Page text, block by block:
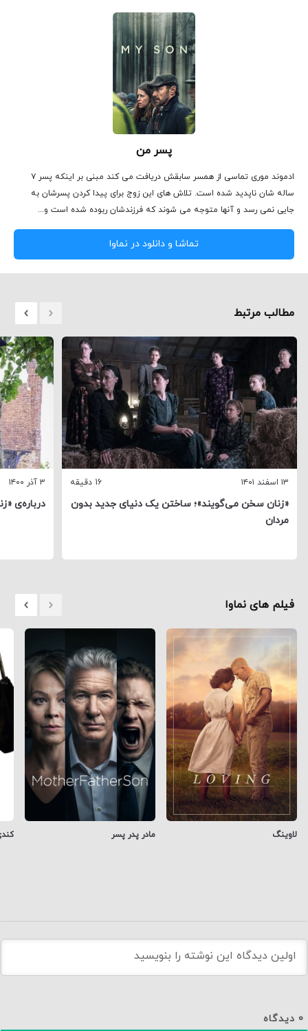
پسر من
ادموند موری تماسی از همسر سابقش دریافت می کند مبنی بر اینکه پسر ۷
ساله شان ناپدید شده است. تلاش های این زوج برای پیدا کردن پسرشان به
جایی نمی رسد و آنها متوجه می شوند که فرزندشان ربوده شده است و...
تماشا و دانلود در نماوا
مطالب مرتبط
۱۳ اسفند ۱۴۰۱ 16 دقیقه
«زنان سخن می‌گویند»؛ ساختن یک دنیای جدید بدون
مردان
۳ آذر ۱۴۰۰
درباره‌ی
فیلم های نماوا
لاوینگ مادر پدر پسر
0 دیدگاه